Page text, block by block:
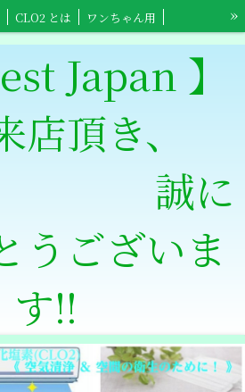
CLO2 とは
ワンちゃん用
ちゃんショップ
ネコちゃんショップ
ショップ
【Foreo】高齢者介護ショップ 特定商取引法表記
»
Japan 】
店頂き、
に
うございま
す‼